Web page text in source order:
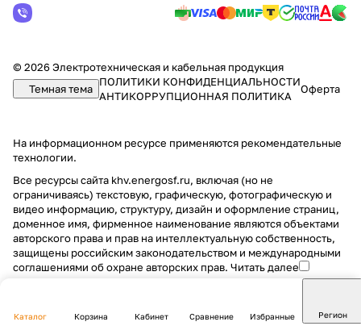
Каталог Корзина Кабинет Сравнение Избранные Регион
© 2026 Электротехническая и кабельная продукция
Темная тема
ПОЛИТИКИ КОНФИДЕНЦИАЛЬНОСТИ
АНТИКОРРУПЦИОННАЯ ПОЛИТИКА
Оферта
На информационном ресурсе применяются рекомендательные
технологии.
Все ресурсы сайта khv.energosf.ru, включая (но не
ограничиваясь) текстовую, графическую, фотографическую и
видео информацию, структуру, дизайн и оформление страниц,
доменное имя, фирменное наименование являются объектами
авторского права и прав на интеллектуальную собственность,
защищены российским законодательством и международными
соглашениями об охране авторских прав. Читать далее